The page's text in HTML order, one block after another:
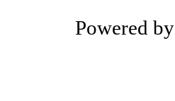
Powered by